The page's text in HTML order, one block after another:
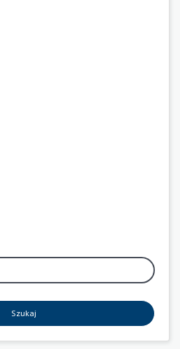
Szukaj